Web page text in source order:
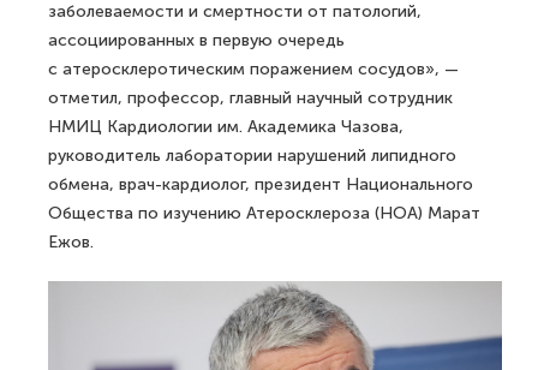
заболеваемости и смертности от патологий,
ассоциированных в первую очередь
с атеросклеротическим поражением сосудов», —
отметил, профессор, главный научный сотрудник
НМИЦ Кардиологии им. Академика Чазова,
руководитель лаборатории нарушений липидного
обмена, врач-кардиолог, президент Национального
Общества по изучению Атеросклероза (НОА) Марат
Ежов.